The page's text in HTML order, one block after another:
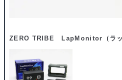
ZERO TRIBE LapMonitor（ラ